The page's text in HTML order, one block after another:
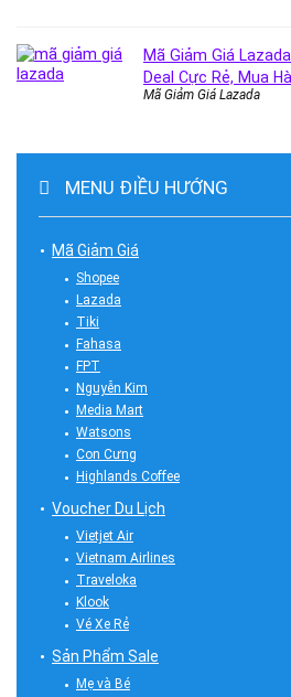
Mã Giảm Giá
Deal Cực Rẻ, Mua
Mã Giảm Giá Lazada
MENU ĐIỀU HƯỚNG
Mã Giảm Giá
Shopee
Lazada
Tiki
Fahasa
FPT
Nguyễn Kim
Media Mart
Watsons
Con Cưng
Highlands Coffee
Voucher Du Lịch
Vietjet Air
Vietnam Airlines
Traveloka
Klook
Vé Xe Rẻ
Sản Phẩm Sale
Mẹ và Bé